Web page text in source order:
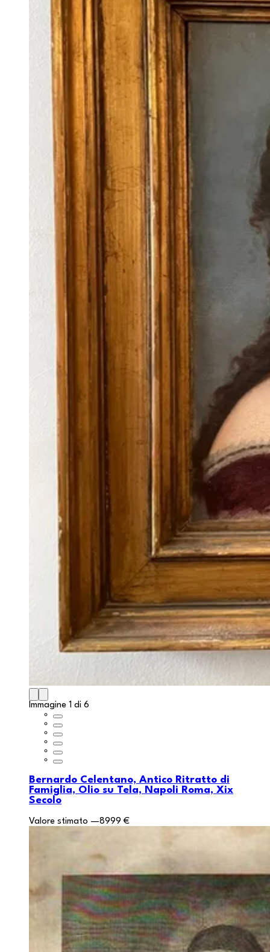
Immagine 1 di 6
Bernardo Celentano, Antico Ritratto di
Famiglia, Olio su Tela, Napoli Roma, Xix
Secolo
Valore stimato —8999 €